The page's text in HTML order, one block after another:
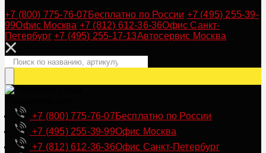
+7 (800) 775-76-07 Бесплатно по России +7 (495) 255-39-
99Офис Москва +7 (812) 612-36-36Офис Санкт-
Петербург +7 (495) 255-17-13Автосервис Москва
+7 (800) 775-76-07Бесплатно по России
+7 (495) 255-39-99Офис Москва
+7 (812) 612-36-36Офис Санкт-Петербург